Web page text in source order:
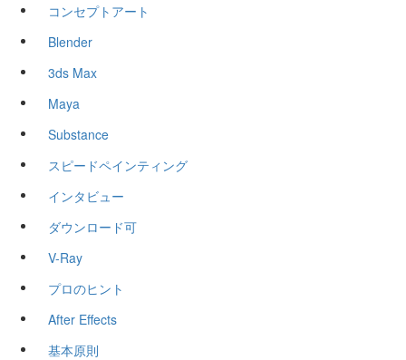
コンセプトアート
Blender
3ds Max
Maya
Substance
スピードペインティング
インタビュー
ダウンロード可
V-Ray
プロのヒント
After Effects
基本原則